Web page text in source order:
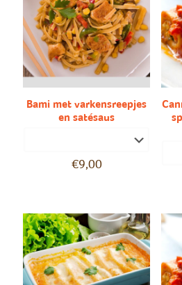
Bami met varkensreepjes
en satésaus
€9,00